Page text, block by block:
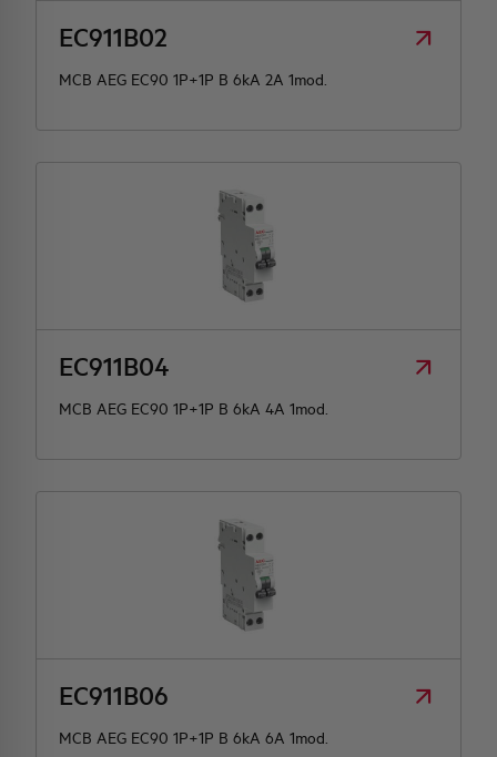
EC911B02
MCB AEG EC90 1P+1P B 6kA 2A 1mod.
EC911B04
MCB AEG EC90 1P+1P B 6kA 4A 1mod.
EC911B06
MCB AEG EC90 1P+1P B 6kA 6A 1mod.